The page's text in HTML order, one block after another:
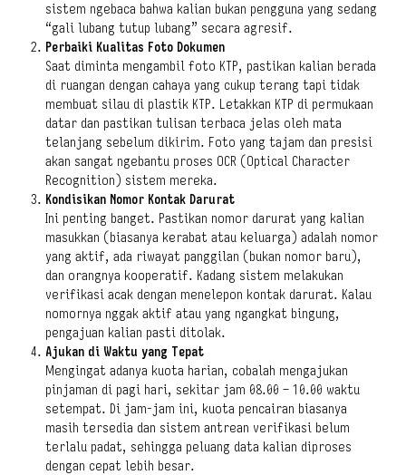
sistem ngebaca bahwa kalian bukan pengguna yang sedang
“gali lubang tutup lubang” secara agresif.
Perbaiki Kualitas Foto Dokumen
Saat diminta mengambil foto KTP, pastikan kalian berada
di ruangan dengan cahaya yang cukup terang tapi tidak
membuat silau di plastik KTP. Letakkan KTP di permukaan
datar dan pastikan tulisan terbaca jelas oleh mata
telanjang sebelum dikirim. Foto yang tajam dan presisi
akan sangat ngebantu proses OCR (Optical Character
Recognition) sistem mereka.
Kondisikan Nomor Kontak Darurat
Ini penting banget. Pastikan nomor darurat yang kalian
masukkan (biasanya kerabat atau keluarga) adalah nomor
yang aktif, ada riwayat panggilan (bukan nomor baru),
dan orangnya kooperatif. Kadang sistem melakukan
verifikasi acak dengan menelepon kontak darurat. Kalau
nomornya nggak aktif atau yang ngangkat bingung,
pengajuan kalian pasti ditolak.
Ajukan di Waktu yang Tepat
Mengingat adanya kuota harian, cobalah mengajukan
pinjaman di pagi hari, sekitar jam 08.00 – 10.00 waktu
setempat. Di jam-jam ini, kuota pencairan biasanya
masih tersedia dan sistem antrean verifikasi belum
terlalu padat, sehingga peluang data kalian diproses
dengan cepat lebih besar.